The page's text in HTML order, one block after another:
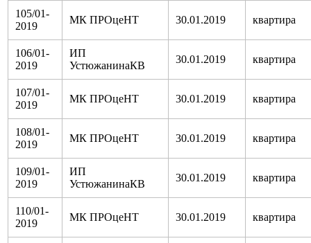
105/01-
2019
МК ПРОцеНТ 30.01.2019 квартира
106/01-
2019
ИП
УстюжанинаКВ
30.01.2019 квартира
107/01-
2019
МК ПРОцеНТ 30.01.2019 квартира
108/01-
2019
МК ПРОцеНТ 30.01.2019 квартира
109/01-
2019
ИП
УстюжанинаКВ
30.01.2019 квартира
110/01-
2019
МК ПРОцеНТ 30.01.2019 квартира